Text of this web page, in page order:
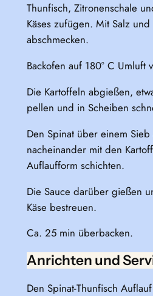
Thunfisch, Zitronenschale
Käses zufügen. Mit Salz
abschmecken.
Backofen auf 180° C Umluft
Die Kartoffeln abgießen,
pellen und in Scheiben
Den Spinat über einem
nacheinander mit den
Auflaufform schichten.
Die Sauce darüber gießen
Käse bestreuen.
Ca. 25 min überbacken.
Anrichten und
Den Spinat-Thunfisch